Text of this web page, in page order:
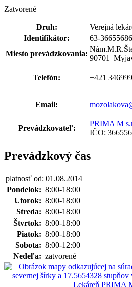
Zatvorené
Druh:
Verejná
Identifikátor:
63-
Miesto prevádzkovania:
90701
Telefón: +421
Email:
Prevádzkovateľ:
PRIMA M
IČO:
Prevádzkový čas
platnosť od: 01.08.2014
Pondelok: 8:00-18:00
Utorok: 8:00-18:00
Streda: 8:00-18:00
Štvrtok: 8:00-18:00
Piatok: 8:00-18:00
Sobota: 8:00-12:00
Nedeľa: zatvorené